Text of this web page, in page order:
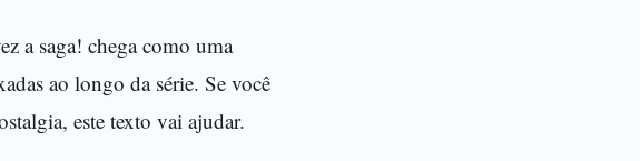
a saga! chega como uma
ao longo da série. Se você
este texto vai ajudar.